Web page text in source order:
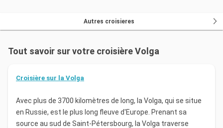
Mandroga où vous découvrirez les maisons
traditionnelles construites en bois, que l'on nomme les
à Moscou accueilli par le Kremlin qui incarne le pouvoir
baladez. Visitez également la cathédrale Saint Basile,
qui vous étonnera par son architecture et qui fut
édifiée pour symboliser la gloire du pouvoir russe. Sur
Autres croisieres
Tout savoir sur votre croisière Volga
Croisière sur la Volga
Avec plus de 3700 kilomètres de long, la Volga, qui se situe
en Russie, est le plus long fleuve d'Europe. Prenant sa
source au sud de Saint-Pétersbourg, la Volga traverse